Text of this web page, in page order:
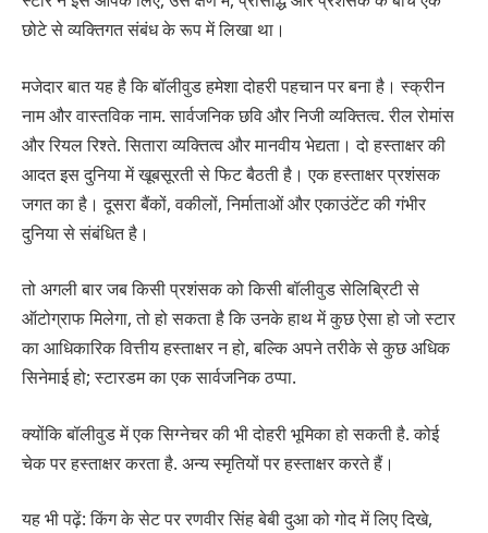
छोटे से व्यक्तिगत संबंध के रूप में लिखा था।
मजेदार बात यह है कि बॉलीवुड हमेशा दोहरी पहचान पर बना है। स्क्रीन
नाम और वास्तविक नाम. सार्वजनिक छवि और निजी व्यक्तित्व. रील रोमांस
और रियल रिश्ते. सितारा व्यक्तित्व और मानवीय भेद्यता। दो हस्ताक्षर की
आदत इस दुनिया में खूबसूरती से फिट बैठती है। एक हस्ताक्षर प्रशंसक
जगत का है। दूसरा बैंकों, वकीलों, निर्माताओं और एकाउंटेंट की गंभीर
दुनिया से संबंधित है।
तो अगली बार जब किसी प्रशंसक को किसी बॉलीवुड सेलिब्रिटी से
ऑटोग्राफ मिलेगा, तो हो सकता है कि उनके हाथ में कुछ ऐसा हो जो स्टार
का आधिकारिक वित्तीय हस्ताक्षर न हो, बल्कि अपने तरीके से कुछ अधिक
सिनेमाई हो; स्टारडम का एक सार्वजनिक ठप्पा.
क्योंकि बॉलीवुड में एक सिग्नेचर की भी दोहरी भूमिका हो सकती है. कोई
चेक पर हस्ताक्षर करता है. अन्य स्मृतियों पर हस्ताक्षर करते हैं।
यह भी पढ़ें: किंग के सेट पर रणवीर सिंह बेबी दुआ को गोद में लिए दिखे,